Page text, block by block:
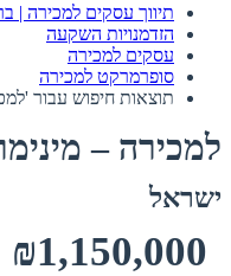
תיווך עסקים למכירה |
הזדמנויות השקעה
עסקים למכירה
סופרמרקט למכירה
תוצאות חיפוש עבור
למכירה –
ישראל
₪1,150,000